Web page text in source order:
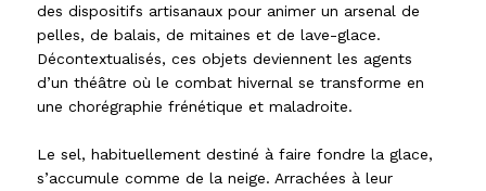
des dispositifs artisanaux pour animer un arsenal de
pelles, de balais, de mitaines et de lave-glace.
Décontextualisés, ces objets deviennent les agents
d’un théâtre où le combat hivernal se transforme en
une chorégraphie frénétique et maladroite.
Le sel, habituellement destiné à faire fondre la glace,
s’accumule comme de la neige. Arrachées à leur